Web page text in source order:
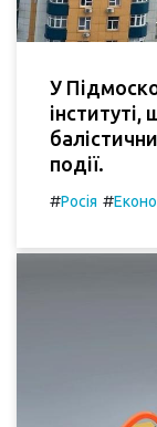
У
події.
#Росія #